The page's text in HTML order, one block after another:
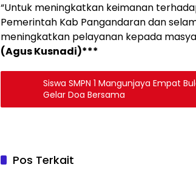
“Untuk meningkatkan keimanan
Pemerintah Kab Pangandaran dan
meningkatkan pelayanan kepada
(Agus Kusnadi)***
Siswa SMPN 1 Mangunjaya Empat
Gelar Doa Bersama
Pos Terkait